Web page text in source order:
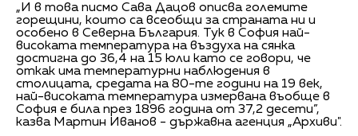
„И в това писмо Сава Дацов описва големите
горещини, които са всеобщи за страната ни и
особено в Северна България. Тук в София най-
високата температура на въздуха на сянка
достигна до 36,4 на 15 юли като се говори, че
откак има температурни наблюдения в
столицата, средата на 80-те години на 19 век,
най-високата температура измервана въобще в
София е била през 1896 година от 37,2 десети”,
казва Мартин Иванов - държавна агенция „Архиви".